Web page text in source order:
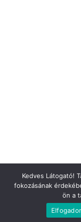
Kedves Látogató!
fokozásának
ön a